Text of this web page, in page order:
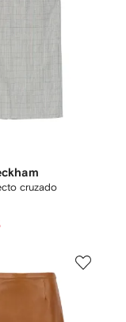
cruzado